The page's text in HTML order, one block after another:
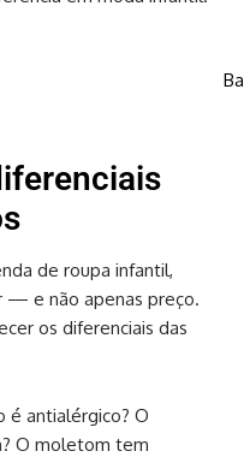
de roupa infantil,
— e não apenas preço.
os diferenciais das
é antialérgico? O
O moletom tem